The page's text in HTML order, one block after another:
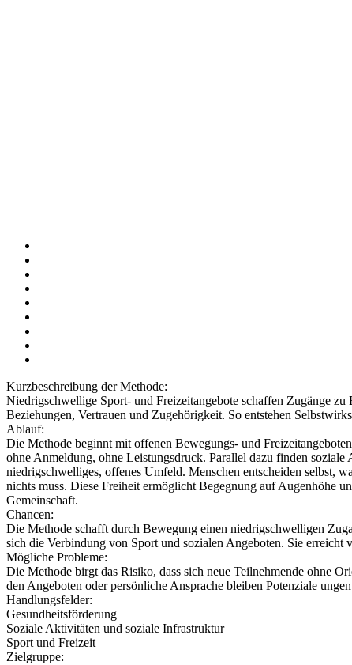
Kurzbeschreibung der Methode:
Niedrigschwellige Sport- und Freizeitangebote schaffen Zugänge
Beziehungen, Vertrauen und Zugehörigkeit. So entstehen
Ablauf:
Die Methode beginnt mit offenen Bewegungs- und
ohne Anmeldung, ohne Leistungsdruck. Parallel dazu finden
niedrigschwelliges, offenes Umfeld. Menschen entscheiden selbst,
nichts muss. Diese Freiheit ermöglicht Begegnung auf Augenhöhe
Gemeinschaft.
Chancen:
Die Methode schafft durch Bewegung einen niedrigschwelligen
sich die Verbindung von Sport und sozialen Angeboten. Sie
Mögliche Probleme:
Die Methode birgt das Risiko, dass sich neue Teilnehmende ohne
den Angeboten oder persönliche Ansprache bleiben Potenziale
Handlungsfelder:
Gesundheitsförderung
Soziale Aktivitäten und soziale Infrastruktur
Sport und Freizeit
Zielgruppe: